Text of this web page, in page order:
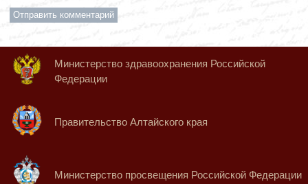
Министерство здравоохранения Российской
Федерации
Правительство Алтайского края
Министерство просвещения Российской Федерации